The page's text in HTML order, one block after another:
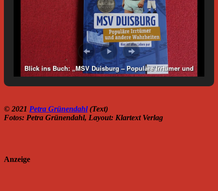
Blick ins Buch: „MSV Duisburg – Populäre Irrtümer und
© 2021 Petra Grünendahl(Text)
Fotos: Petra Grünendahl, Layout: Klartext Verlag
Anzeige